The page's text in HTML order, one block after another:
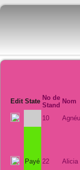
Edit State No de
Stand
Nom
10
Payé 22 Alicia